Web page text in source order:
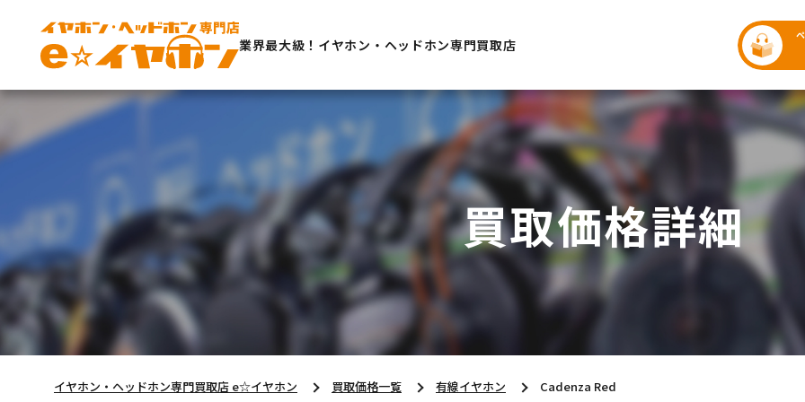
業界最大級！イヤホン・ヘッドホン専門買取店
買取価格詳細
イヤホン・ヘッドホン専門買取店 e☆イヤホン 買取価格一覧 有線イヤホン Cadenza Red